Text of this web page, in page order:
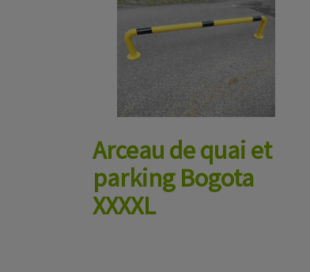
Arceau de quai et
parking Bogota
XXXXL